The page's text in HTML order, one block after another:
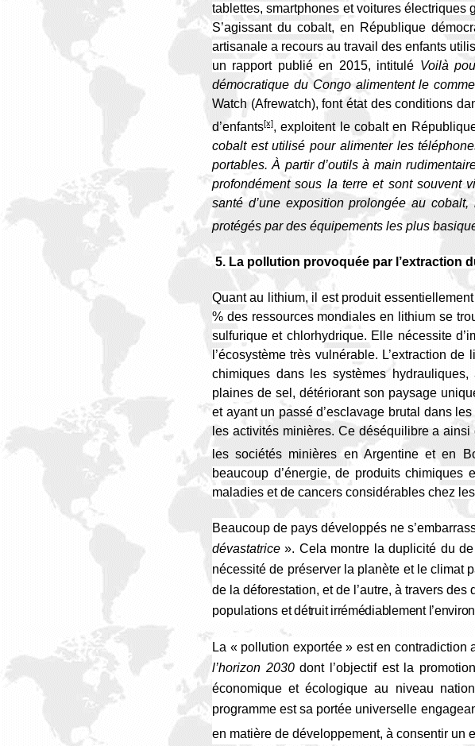
tablettes, smartphones et voitures électriques
S’agissant du cobalt, en République
artisanale a recours au travail des enfants
un rapport publié en 2015, intitulé Voilà
démocratique du Congo alimentent le
Watch (Afrewatch),font état des conditions
d’enfants[x], exploitent le cobalt en
cobalt est utilisé pour alimenter les
portables. À partir d’outils à main
profondément sous la terre et sont souvent
santé d’une exposition prolongée au
protégés par des équipements les plus
5. La pollution provoquée par l’extraction
Quant au lithium, il est produit
% des ressources mondiales en lithium se
sulfurique et chlorhydrique. Elle nécessite
l’écosystème très vulnérable. L’extraction
chimiques dans les systèmes
plaines de sel, détériorant son paysage
et ayant un passé d’esclavage brutal dans
les activités minières. Ce déséquilibre a
les sociétés minières en Argentine et en
beaucoup d’énergie, de produits chimiques
maladies et de cancers considérables chez
Beaucoup de pays développés ne
dévastatrice ». Cela montre la duplicité du
nécessité de préserver la planète et le climat
de la déforestation, et de l’autre, à travers
populations et détruit irrémédiablement
La « pollution exportée » est en contradiction
l’horizon 2030dont l’objectif est la
économique et écologique au niveau
programme est sa portée universelle
en matière de développement, à consentir un